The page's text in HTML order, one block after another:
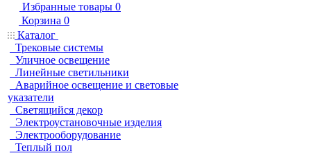
Избранные товары 0
Корзина 0
Каталог
Трековые системы
Уличное освещение
Линейные светильники
Аварийное освещение и световые
указатели
Светящийся декор
Электроустановочные изделия
Электрооборудование
Теплый пол